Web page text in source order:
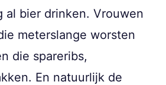
al bier drinken. Vrouwen
meterslange worsten
die spareribs,
En natuurlijk de